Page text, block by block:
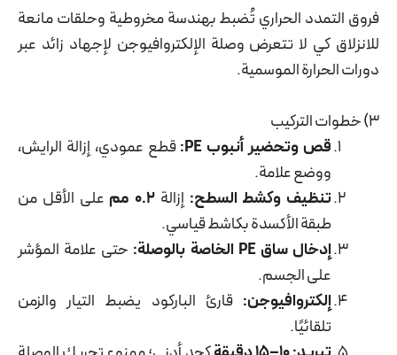
فروق التمدد الحراري تُضبط بهندسة مخروطية وحلقات مانعة
للانزلاق كي لا تتعرض وصلة الإلكتروافيوجن لإجهاد زائد عبر
دورات الحرارة الموسمية.
قص وتحضير أنبوب PE:
قطع عمودي، إزالة الرايش،
ووضع علامة.
تنظيف وكشط السطح:إزالة0.2 مم
على الأقل من
طبقة الأكسدة بكاشط قياسي.
إدخال ساق PE الخاصة بالوصلة:
حتى علامة المؤشر
على الجسم.
إلكتروافيوجن:قارئ الباركود يضبط التيار والزمن
تلقائيًا.